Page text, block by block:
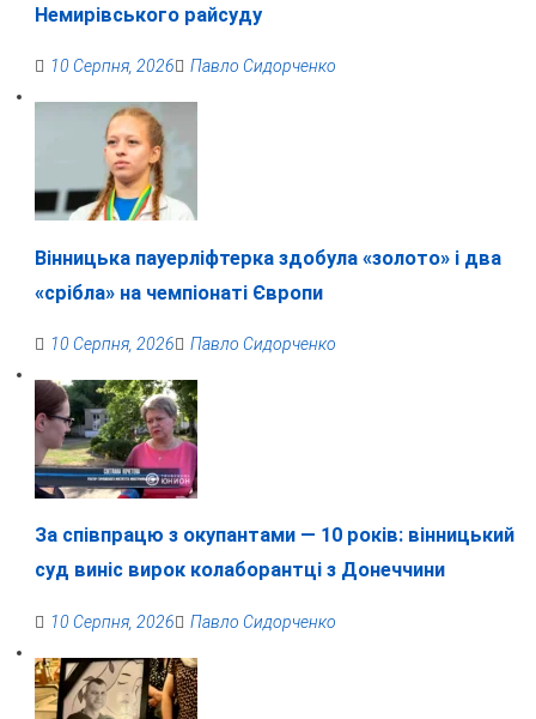
Немирівського райсуду
10 Серпня, 2026 Павло Сидорченко
Вінницька пауерліфтерка здобула «золото» і два
«срібла» на чемпіонаті Європи
10 Серпня, 2026 Павло Сидорченко
За співпрацю з окупантами — 10 років: вінницький
суд виніс вирок колаборантці з Донеччини
10 Серпня, 2026 Павло Сидорченко